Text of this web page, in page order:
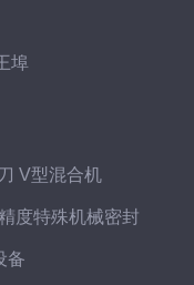
埠
V型混合机
度特殊机械密封
备